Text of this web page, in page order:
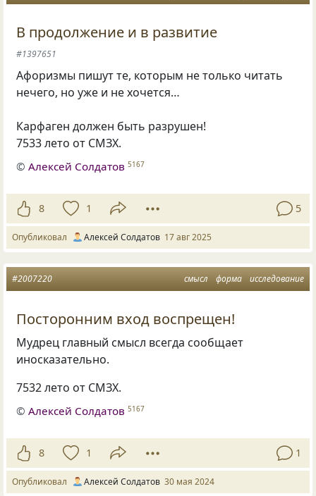
В продолжение и в развитие
#1397651
Афоризмы пишут те, которым не только читать
нечего, но уже и не хочется…
Карфаген должен быть разрушен!
7533 лето от СМЗХ.
©Алексей Солдатов 5167
8 1 5
Опубликовал Алексей Солдатов 17 авг 2025
смысл форма исследование
#2007220
Посторонним вход воспрещен!
Мудрец главный смысл всегда сообщает
иносказательно.
7532 лето от СМЗХ.
©Алексей Солдатов 5167
8 1 1
Опубликовал Алексей Солдатов 30 мая 2024